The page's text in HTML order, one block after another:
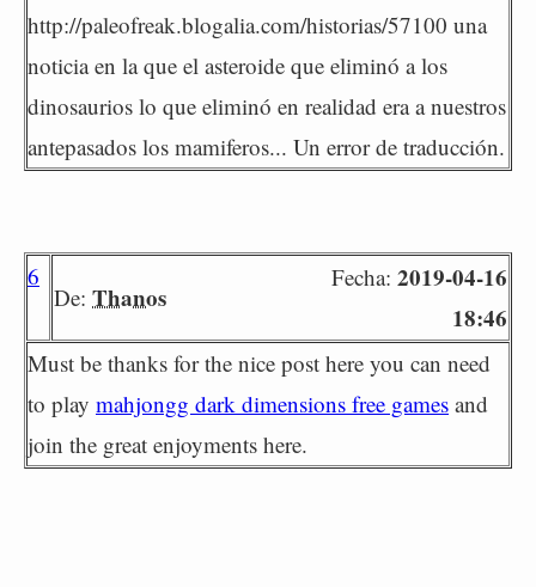
http://paleofreak.blogalia.com/historias/57100 una
noticia en la que el asteroide que eliminó a los
dinosaurios lo que eliminó en realidad era a nuestros
antepasados los mamiferos... Un error de traducción.
6
De: Thanos
Fecha: 2019-04-16
18:46
Must be thanks for the nice post here you can need
to play mahjongg dark dimensions free games and
join the great enjoyments here.